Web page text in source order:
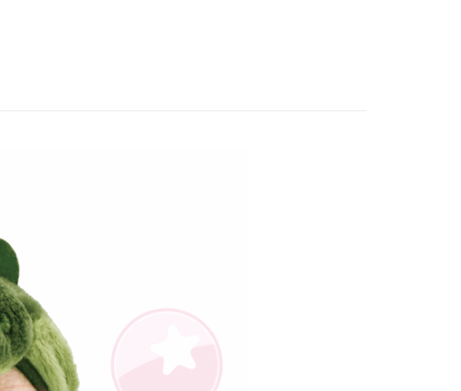
お支払期限は、ショップが請求した期日と、AFTEEで延長できる日数を
もとに計算されます。AFTEEで注文すると、商品を受け取るまで支払い
期限を延長できますが、商品を期限内に受け取れない場合があります
（例：予約商品や商品到着日が比較的遅い商品）。そのため、商品到着
の有無に関わらず、AFTEEで指定された期限内にお支払いください。
二、支払い限度額
1.初回 AFTEEを ご利用の際に、認証結果及び当社の審査の結果に基づ
き、限度額が設定されます。
2.決済金額は最低NT$20です。
海外國家